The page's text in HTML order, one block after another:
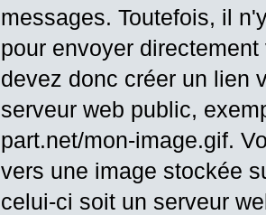
messages. Toutefois, il
pour envoyer
devez donc créer un lien
serveur web public,
part.net/mon-image.gif.
vers une image stockée
celui-ci soit un serveur